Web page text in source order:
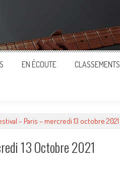
EN ÉCOUTE CLASSEMENTS
– Paris – mercredi 13 octobre 2021
13 Octobre 2021